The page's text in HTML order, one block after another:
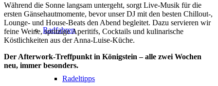
Radfahren
Radeltipps
Während die Sonne langsam untergeht, sorgt Live-Musik für die
ersten Gänsehautmomente, bevor unser DJ mit den besten Chillout-,
Lounge- und House-Beats den Abend begleitet. Dazu servieren wir
feine Weine, spritzige Aperitifs, Cocktails und kulinarische
Köstlichkeiten aus der Anna-Luise-Küche.
Der Afterwork-Treffpunkt in Königstein – alle zwei Wochen
neu, immer besonders.